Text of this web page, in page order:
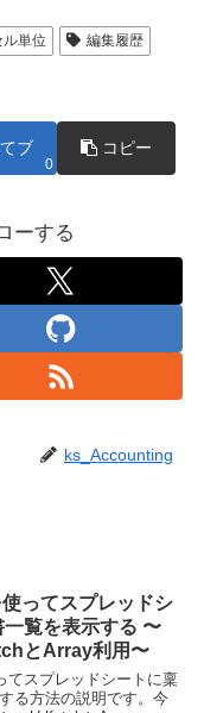
ル単位 編集履歴
ブ
0
コピー
ーする
ks_Accounting
ってスプレッドシ
覧を表示する 〜
とArray利用〜
てスプレッドシートに稟
る方法の説明です。今